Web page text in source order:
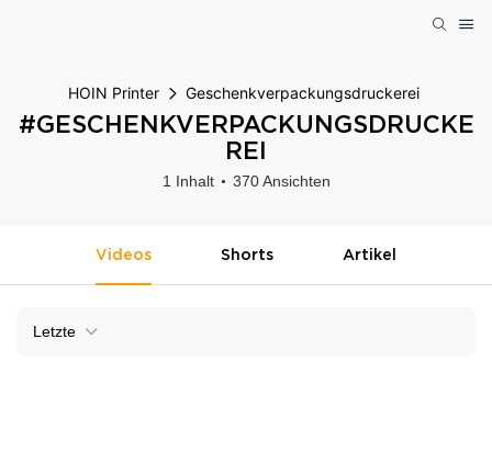
HOIN Printer Geschenkverpackungsdruckerei
#GESCHENKVERPACKUNGSDRUCKE
REI
1 Inhalt 370 Ansichten
Videos Shorts Artikel
Letzte